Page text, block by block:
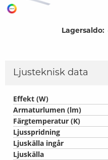
Lagersaldo:
Ljusteknisk data
Effekt (W)
Armaturlumen (lm)
Färgtemperatur (K)
Ljusspridning
Ljuskälla ingår
Ljuskälla